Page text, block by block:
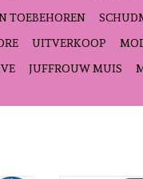
TOEBEHOREN
UITVERKOOP
JUFFROUW MUIS